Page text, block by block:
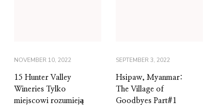
NOVEMBER 10, 2022
15 Hunter Valley
Wineries Tylko
miejscowi rozumieją
SEPTEMBER 3, 2022
Hsipaw, Myanmar:
The Village of
Goodbyes Part#1